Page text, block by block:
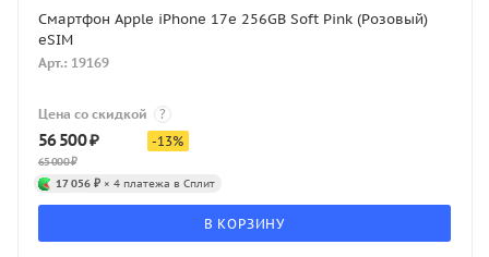
Смартфон Apple iPhone 17e 256GB Soft Pink (Розовый)
eSIM
Арт.: 19169
Цена со скидкой ?
56 500₽
65 000₽
-13%
17 056 ₽ × 4 платежа в Сплит
В КОРЗИНУ